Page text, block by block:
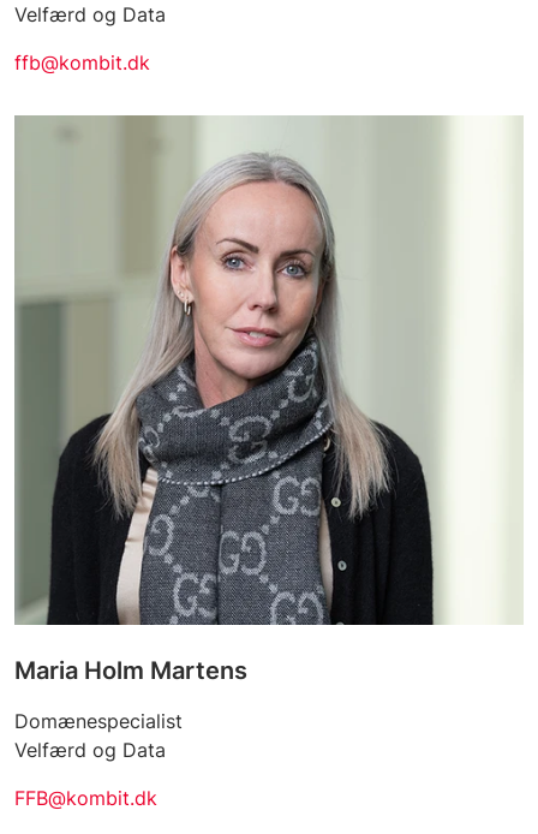
Velfærd og Data
ffb@kombit.dk
Maria Holm Martens
Domænespecialist
Velfærd og Data
FFB@kombit.dk